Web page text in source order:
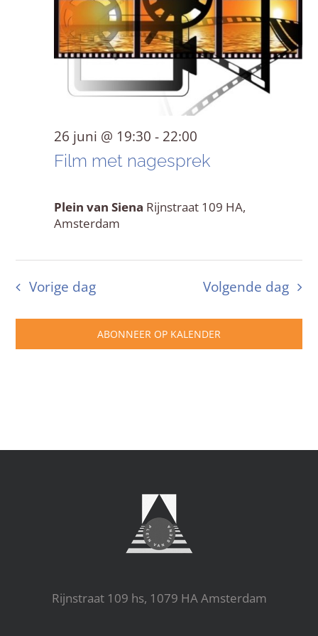
juni
Film met nagesprek
26 juni @ 19:30 - 22:00
Plein van Siena Rijnstraat 109 HA,
Amsterdam
Vorige dag Volgende dag
ABONNEER OP KALENDER
Rijnstraat 109 hs, 1079 HA Amsterdam